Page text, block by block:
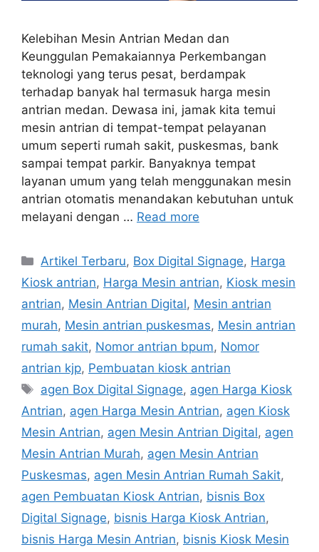
Kelebihan Mesin Antrian Medan dan
Keunggulan Pemakaiannya Perkembangan
teknologi yang terus pesat, berdampak
terhadap banyak hal termasuk harga mesin
antrian medan. Dewasa ini, jamak kita temui
mesin antrian di tempat-tempat pelayanan
umum seperti rumah sakit, puskesmas, bank
sampai tempat parkir. Banyaknya tempat
layanan umum yang telah menggunakan mesin
antrian otomatis menandakan kebutuhan untuk
melayani dengan … Read more
Categories
Artikel Terbaru, Box Digital Signage, Harga
Kiosk antrian, Harga Mesin antrian, Kiosk mesin
antrian, Mesin Antrian Digital, Mesin antrian
murah, Mesin antrian puskesmas, Mesin antrian
rumah sakit, Nomor antrian bpum, Nomor
antrian kjp, Pembuatan kiosk antrian
Tags
agen Box Digital Signage, agen Harga Kiosk
Antrian, agen Harga Mesin Antrian, agen Kiosk
Mesin Antrian, agen Mesin Antrian Digital, agen
Mesin Antrian Murah, agen Mesin Antrian
Puskesmas, agen Mesin Antrian Rumah Sakit,
agen Pembuatan Kiosk Antrian, bisnis Box
Digital Signage, bisnis Harga Kiosk Antrian,
bisnis Harga Mesin Antrian, bisnis Kiosk Mesin